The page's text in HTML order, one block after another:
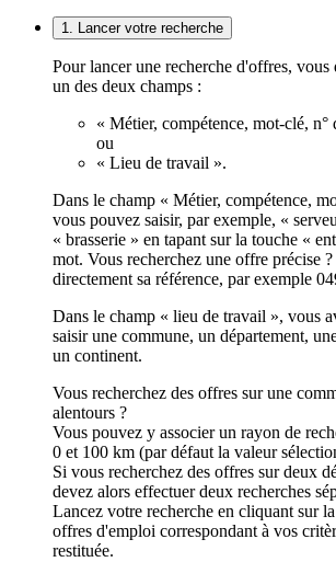
1. Lancer votre recherche
Pour lancer une recherche d'offres, vous
un des deux champs :
« Métier, compétence, mot-clé, n°
ou
« Lieu de travail ».
Dans le champ « Métier, compétence,
vous pouvez saisir, par exemple, «
« brasserie » en tapant sur la touche «
mot. Vous recherchez une offre précise ?
directement sa référence, par exemple
Dans le champ « lieu de travail », vous
saisir une commune, un département,
un continent.
Vous recherchez des offres sur une
alentours ?
Vous pouvez y associer un rayon de
0 et 100 km (par défaut la valeur
Si vous recherchez des offres sur deux
devez alors effectuer deux recherches
Lancez votre recherche en cliquant sur
offres d'emploi correspondant à vos
restituée.